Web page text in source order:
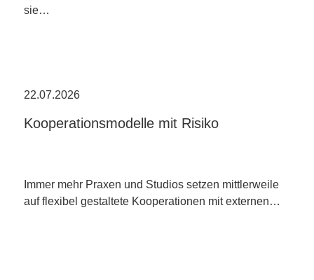
sie…
22.07.2026
Kooperationsmodelle mit Risiko
Immer mehr Praxen und Studios setzen mittlerweile
auf flexibel gestaltete Kooperationen mit externen…